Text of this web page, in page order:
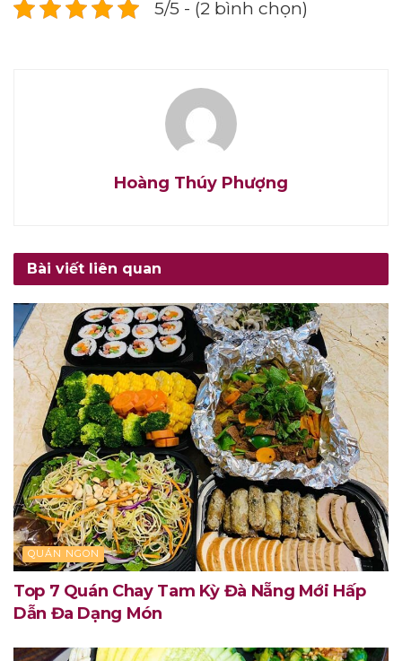
5/5 - (2 bình chọn)
Hoàng Thúy Phượng
Bài viết liên quan
QUÁN NGON
Top 7 Quán Chay Tam Kỳ Đà Nẵng Mới Hấp
Dẫn Đa Dạng Món